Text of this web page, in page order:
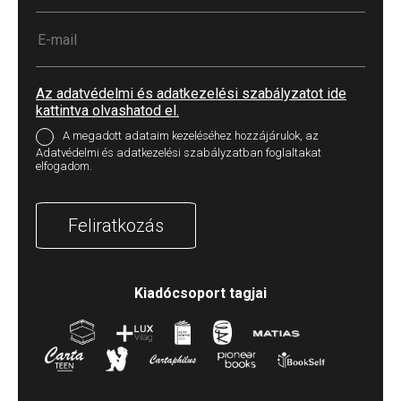
Az adatvédelmi és adatkezelési szabályzatot ide
kattintva olvashatod el.
A megadott adataim kezeléséhez hozzájárulok, az
Adatvédelmi és adatkezelési szabályzatban foglaltakat
elfogadom.
Feliratkozás
Kiadócsoport tagjai